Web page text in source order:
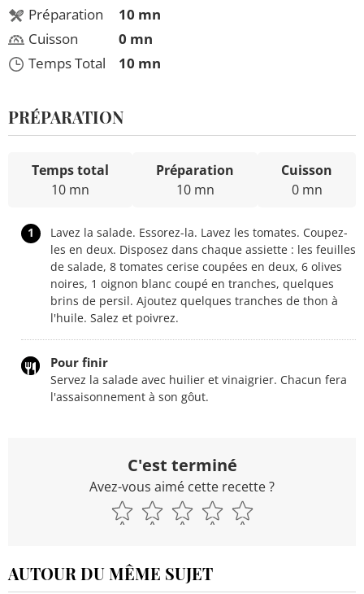
Préparation
Cuisson
Temps Total
10 mn
0 mn
10 mn
PRÉPARATION
Temps total
10 mn
Préparation
10 mn
Cuisson
0 mn
1
Lavez la salade. Essorez-la. Lavez les tomates. Coupez-
les en deux. Disposez dans chaque assiette : les feuilles
de salade, 8 tomates cerise coupées en deux, 6 olives
noires, 1 oignon blanc coupé en tranches, quelques
brins de persil. Ajoutez quelques tranches de thon à
l'huile. Salez et poivrez.
Pour finir
Servez la salade avec huilier et vinaigrier. Chacun fera
l'assaisonnement à son gôut.
C'est terminé
Avez-vous aimé cette recette ?
AUTOUR DU MÊME SUJET